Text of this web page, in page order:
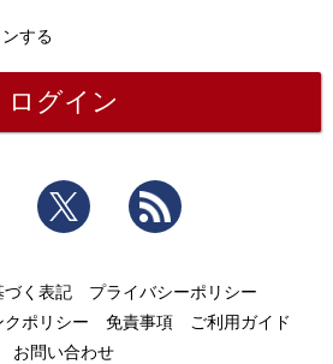
する
Facebook Twitter
づく表記
プライバシーポリシー
クポリシー 免責事項
ご利用ガイド
お問い合わせ